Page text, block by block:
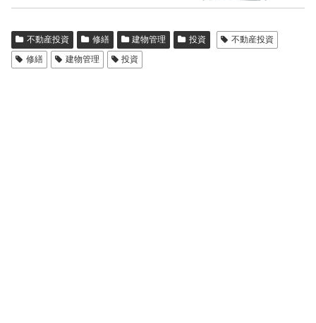
不動産投資 修繕 建物管理 投資
不動産投資
修繕
建物管理 投資